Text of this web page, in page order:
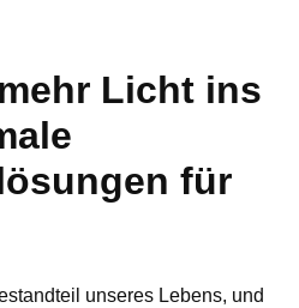
Licht ins
für
unseres Lebens, und